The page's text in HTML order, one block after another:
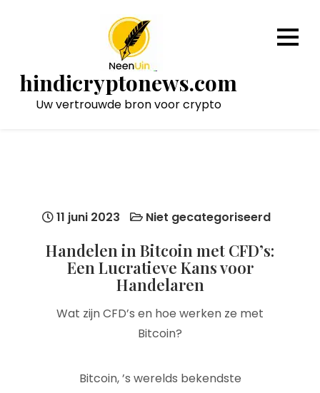
hindicryptonews.com
Uw vertrouwde bron voor crypto
11 juni 2023 Niet gecategoriseerd
Handelen in Bitcoin met CFD’s:
Een Lucratieve Kans voor
Handelaren
Wat zijn CFD’s en hoe werken ze met
Bitcoin?
Bitcoin, ’s werelds bekendste